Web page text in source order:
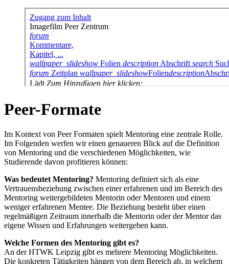
Peer-Formate
Im Kontext von Peer Formaten spielt Mentoring eine zentrale Rolle.
Im Folgenden werfen wir einen genaueren Blick auf die Definition
von Mentoring und die verschiedenen Möglichkeiten, wie
Studierende davon profitieren können:
Was bedeutet Mentoring? Mentoring definiert sich als eine
Vertrauensbeziehung zwischen einer erfahrenen und im Bereich des
Mentoring weitergebildeten Mentorin oder Mentoren und einem
weniger erfahrenen Mentee. Die Beziehung besteht über einen
regelmäßigen Zeitraum innerhalb die Mentorin oder der Mentor das
eigene Wissen und Erfahrungen weitergeben kann.
Welche Formen des Mentoring gibt es?
An der HTWK Leipzig gibt es mehrere Mentoring Möglichkeiten.
Die konkreten Tätigkeiten hängen von dem Bereich ab, in welchem